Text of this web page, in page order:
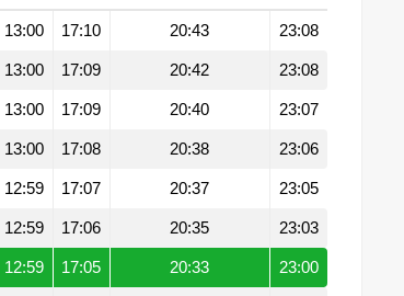
13:00 17:10 20:43 23:08
13:00 17:09 20:42 23:08
13:00 17:09 20:40 23:07
13:00 17:08 20:38 23:06
12:59 17:07 20:37 23:05
12:59 17:06 20:35 23:03
12:59 17:05 20:33 23:00